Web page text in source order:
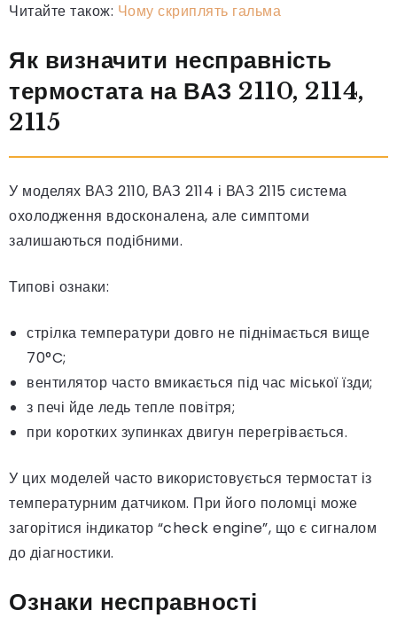
Читайте також: Чому скриплять гальма
Як визначити несправність
термостата на ВАЗ 2110, 2114,
2115
У моделях ВАЗ 2110, ВАЗ 2114 і ВАЗ 2115 система
охолодження вдосконалена, але симптоми
залишаються подібними.
Типові ознаки:
стрілка температури довго не піднімається вище
70°C;
вентилятор часто вмикається під час міської їзди;
з печі йде ледь тепле повітря;
при коротких зупинках двигун перегрівається.
У цих моделей часто використовується термостат із
температурним датчиком. При його поломці може
загорітися індикатор “check engine”, що є сигналом
до діагностики.
Ознаки несправності